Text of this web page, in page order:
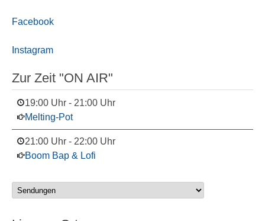
Facebook
Instagram
Zur Zeit "ON AIR"
19:00 Uhr - 21:00 Uhr
Melting-Pot
21:00 Uhr - 22:00 Uhr
Boom Bap & Lofi